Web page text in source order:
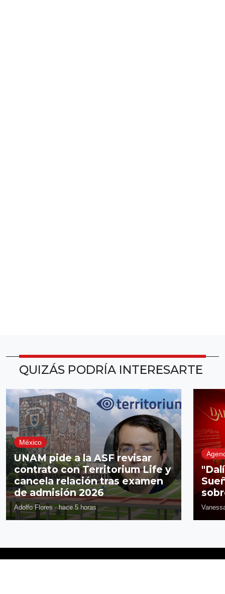
QUIZÁS PODRÍA INTERESARTE
México
UNAM pide a la ASF revisar
contrato con Territorium Life y
cancela relación tras examen
de admisión 2026
Adolfo Flores·hace 5 horas